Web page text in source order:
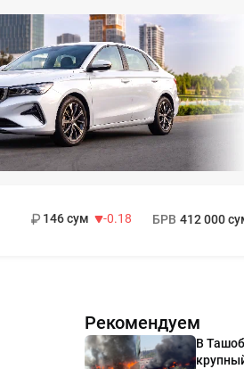
146 сум
-0.18
БРВ 412 000
Рекомендуем
В